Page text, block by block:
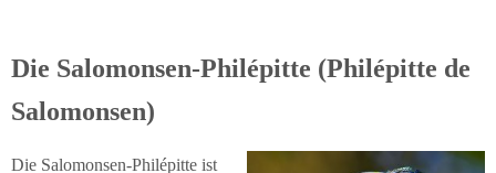
Die Salomonsen-Philépitte (Philépitte de
Salomonsen)
Die Salomonsen-Philépitte ist